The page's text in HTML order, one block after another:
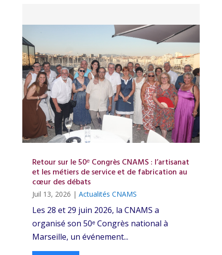
Retour sur le 50ᵉ Congrès CNAMS : l’artisanat
et les métiers de service et de fabrication au
cœur des débats
Juil 13, 2026 | Actualités CNAMS
Les 28 et 29 juin 2026, la CNAMS a
organisé son 50ᵉ Congrès national à
Marseille, un événement...